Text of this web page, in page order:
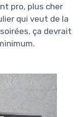
pro, plus cher
qui veut de la
ça devrait